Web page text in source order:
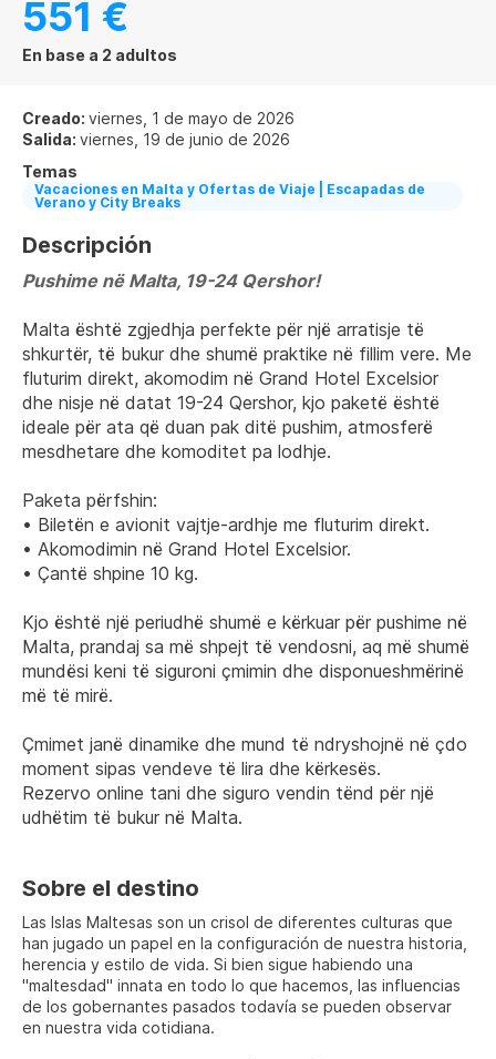
551 €
En base a 2 adultos
Creado: viernes, 1 de mayo de 2026
Salida: viernes, 19 de junio de 2026
Temas
Vacaciones en Malta y Ofertas de Viaje | Escapadas de
Verano y City Breaks
Descripción
Pushime në Malta, 19-24 Qershor!
Malta është zgjedhja perfekte për një arratisje të
shkurtër, të bukur dhe shumë praktike në fillim vere. Me
fluturim direkt, akomodim në Grand Hotel Excelsior
dhe nisje në datat 19-24 Qershor, kjo paketë është
ideale për ata që duan pak ditë pushim, atmosferë
mesdhetare dhe komoditet pa lodhje.
Paketa përfshin:
• Biletën e avionit vajtje-ardhje me fluturim direkt.
• Akomodimin në Grand Hotel Excelsior.
• Çantë shpine 10 kg.
Kjo është një periudhë shumë e kërkuar për pushime në
Malta, prandaj sa më shpejt të vendosni, aq më shumë
mundësi keni të siguroni çmimin dhe disponueshmërinë
më të mirë.
Çmimet janë dinamike dhe mund të ndryshojnë në çdo
moment sipas vendeve të lira dhe kërkesës.
Rezervo online tani dhe siguro vendin tënd për një
udhëtim të bukur në Malta.
Sobre el destino
Las Islas Maltesas son un crisol de diferentes culturas que
han jugado un papel en la configuración de nuestra historia,
herencia y estilo de vida. Si bien sigue habiendo una
"maltesdad" innata en todo lo que hacemos, las influencias
de los gobernantes pasados todavía se pueden observar
en nuestra vida cotidiana.